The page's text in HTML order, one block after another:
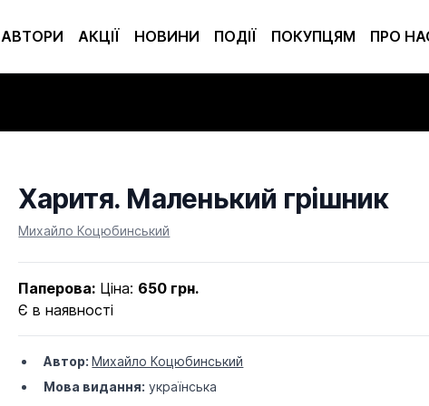
АВТОРИ АКЦІЇ НОВИНИ ПОДІЇ ПОКУПЦЯМ ПРО
Харитя. Маленький грішник
Product information
Михайло Коцюбинський
Паперова: Ціна: 650 грн.
Є в наявності
Автор:Михайло Коцюбинський
Мова видання: українська